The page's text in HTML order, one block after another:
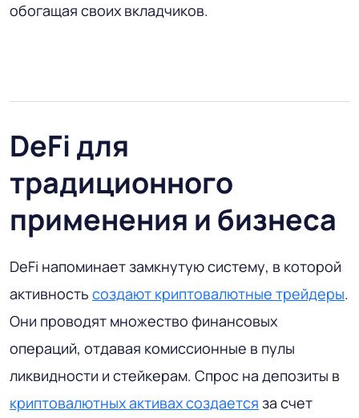
обогащая своих вкладчиков.
DeFi для
традиционного
применения и бизнеса
DeFi напоминает замкнутую систему, в которой
активность создают криптовалютные трейдеры.
Они проводят множество финансовых
операций, отдавая комиссионные в пулы
ликвидности и стейкерам. Спрос на депозиты в
криптовалютных активах создается за счет